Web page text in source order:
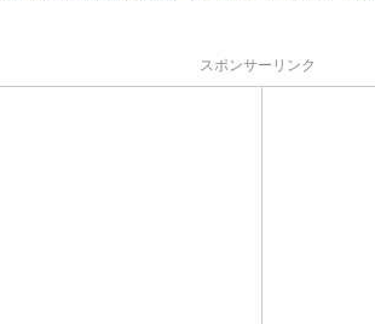
スポンサーリンク